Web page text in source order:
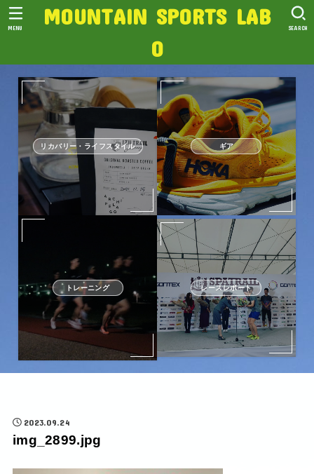
MOUNTAIN SPORTS LAB
O
SEARCH
MENU
リカバリー・ライフスタイル ギア
トレーニング レースレポート
2023.09.24
img_2899.jpg